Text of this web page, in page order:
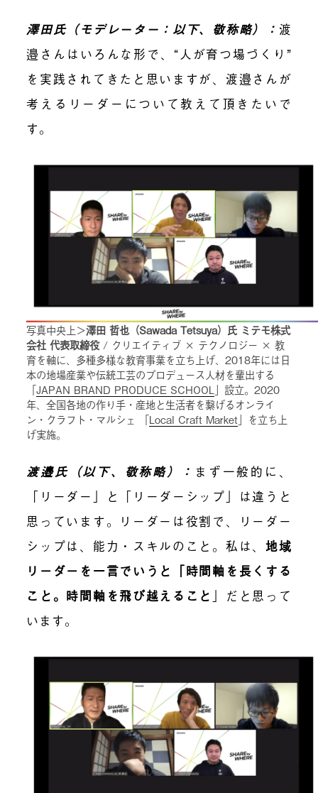
澤田氏（モデレーター：以下、敬称略）： 渡
邉さんはいろんな形で、“人が育つ場づくり”
を実践されてきたと思いますが、渡邉さんが
考えるリーダーについて教えて頂きたいで
す。
写真中央上＞澤田 哲也（Sawada Tetsuya）氏 ミテモ株式
会社 代表取締役/ クリエイティブ × テクノロジー × 教
育を軸に、多種多様な教育事業を立ち上げ、2018年には日
本の地場産業や伝統工芸のプロデュース人材を輩出する
「JAPAN BRAND PRODUCE SCHOOL 」設立。2020
年、全国各地の作り手・産地と生活者を繋げるオンライ
ン・クラフト・マルシェ 「Local Craft Market」を立ち上
げ実施。
渡邉氏（以下、敬称略）： まず一般的に、
「リーダー」と「リーダーシップ」は違うと
思っています。リーダーは役割で、リーダー
シップは、能力・スキルのこと。私は、 地域
リーダーを一言でいうと「時間軸を長くする
こと。時間軸を飛び越えること 」 だと思って
います。